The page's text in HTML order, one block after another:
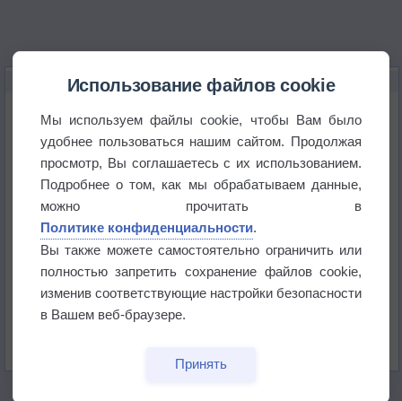
НОВОЕ О ПОГОДЕ
Космическая погода влияет на транспорт
Приложение построит маршрут через тень
Атмосфера начала замерзать
В Приморье обнаружены морские волны тепла
Использование файлов cookie
Мы используем файлы cookie, чтобы Вам было
удобнее пользоваться нашим сайтом. Продолжая
просмотр, Вы соглашаетесь с их использованием.
Подробнее о том, как мы обрабатываем данные,
можно прочитать в
Политике конфиденциальности.
Вы также можете самостоятельно ограничить или
полностью запретить сохранение файлов cookie,
изменив соответствующие настройки безопасности
в Вашем веб-браузере.
Принять